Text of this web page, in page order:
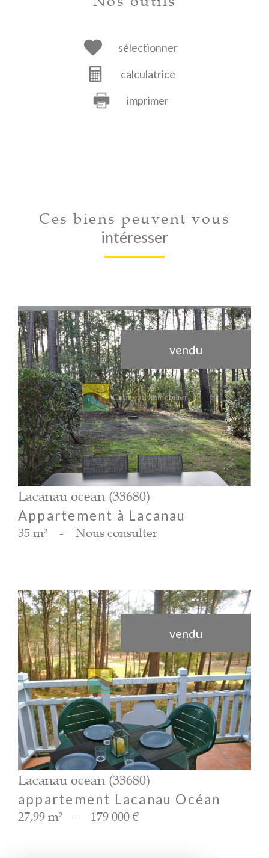
sélectionner
calculatrice
imprimer
Ces biens peuvent vous
intéresser
vendu
voir le bien
Lacanau ocean (33680)
Appartement à Lacanau
35 m² - Nous consulter
vendu
voir le bien
Lacanau ocean (33680)
appartement Lacanau Océan
27,99 m² - 179 000 €